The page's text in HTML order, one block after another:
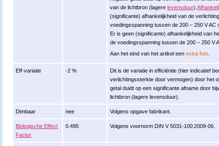
van de lichtbron (lagerelevensduur).
(significante) afhankelijkheid van de
voedingsspanning tussen de 200 – 250 V AC
Er is geen (significante) afhankelijkheid van
de voedingsspanning tussen de 200 – 250 V
Aan het eind van het artikel eenextra foto
Eff-variatie -2 %
Dit is de variatie in efficiëntie (hier indicatief
verlichtingssterkte door vermogen) door het
getal duidt op een significante afname door
lichtbron (lagere levensduur).
Dimbaar nee Volgens opgave fabrikant.
Biologische Effect
Factor
0.495 Volgens voornorm DIN V 5031-100:2009-06.